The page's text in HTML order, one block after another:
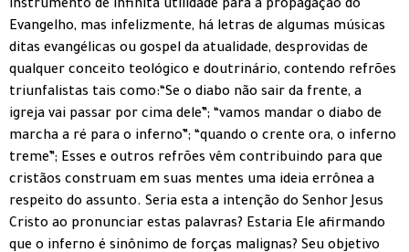
instrumento de infinita utilidade para a propagação do
Evangelho, mas infelizmente, há letras de algumas músicas
ditas evangélicas ou gospel da atualidade, desprovidas de
qualquer conceito teológico e doutrinário, contendo refrões
triunfalistas tais como:“Se o diabo não sair da frente, a
igreja vai passar por cima dele”; “vamos mandar o diabo de
marcha a ré para o inferno”; “quando o crente ora, o inferno
treme”; Esses e outros refrões vêm contribuindo para que
cristãos construam em suas mentes uma ideia errônea a
respeito do assunto. Seria esta a intenção do Senhor Jesus
Cristo ao pronunciar estas palavras? Estaria Ele afirmando
que o inferno é sinônimo de forças malignas? Seu objetivo